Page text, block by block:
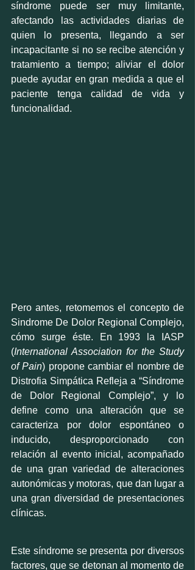
síndrome puede ser muy limitante,
afectando las actividades diarias de
quien lo presenta, llegando a ser
incapacitante si no se recibe atención y
tratamiento a tiempo; aliviar el dolor
puede ayudar en gran medida a que el
paciente tenga calidad de vida y
funcionalidad.
Pero antes, retomemos el concepto de
Sindrome De Dolor Regional Complejo,
cómo surge éste. En 1993 la IASP
(International Association for the Study
of Pain) propone cambiar el nombre de
Distrofia Simpática Refleja a “Síndrome
de Dolor Regional Complejo”, y lo
define como una alteración que se
caracteriza por dolor espontáneo o
inducido, desproporcionado con
relación al evento inicial, acompañado
de una gran variedad de alteraciones
autonómicas y motoras, que dan lugar a
una gran diversidad de presentaciones
clínicas.
Este síndrome se presenta por diversos
factores, que se detonan al momento de